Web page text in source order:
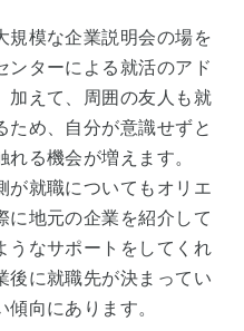
規模な企業説明会の場を
ンターによる就活のアド
加えて、周囲の友人も就
ため、自分が意識せずと
る機会が増えます。
が就職についてもオリエ
に地元の企業を紹介して
うなサポートをしてくれ
後に就職先が決まってい
向にあります。